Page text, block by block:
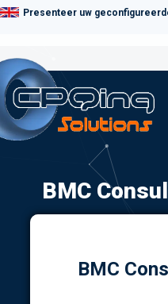
Presenteer uw
BMC
BMC